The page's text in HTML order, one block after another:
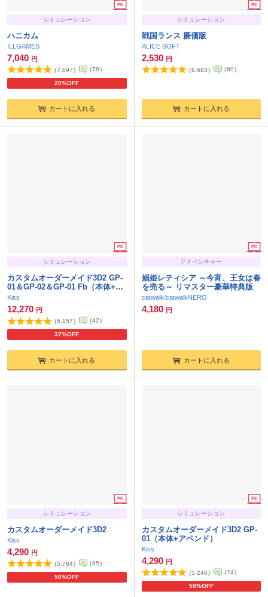
シミュレーション
ハニカム
ILLGAMES
7,040 円
20%OFF
(7,697) (78)
カートに入れる
シミュレーション
戦国ランス 廉価版
ALICE SOFT
2,530 円
(6,683) (80)
カートに入れる
シミュレーション
カスタムオーダーメイド3D2 GP-
01＆GP-02＆GP-01 Fb（本体+ア
ペンド）
Kiss
12,270 円
37%OFF
(5,157) (42)
カートに入れる
アドベンチャー
娼姫レティシア ～今宵、王女は春
を売る～ リマスター豪華特典版
catwalk/catwalkNERO
4,180 円
カートに入れる
シミュレーション
カスタムオーダーメイド3D2
Kiss
4,290 円
50%OFF
(5,784) (85)
シミュレーション
カスタムオーダーメイド3D2 GP-
01（本体+アペンド）
Kiss
4,290 円
50%OFF
(5,240) (74)